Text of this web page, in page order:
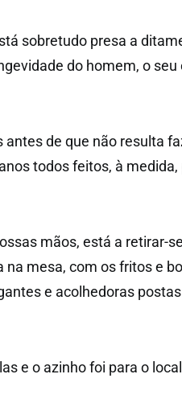
sobretudo presa a
do homem, o
de que não resulta
todos feitos, à
mãos, está a retirar-
mesa, com os fritos e
e acolhedoras
e o azinho foi para o